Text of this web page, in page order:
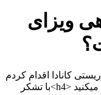
کانادا اقدام کردم
هنوز جواب من نیومده چه راهکاری پیشنهاد میکنید <h4>با تشکر